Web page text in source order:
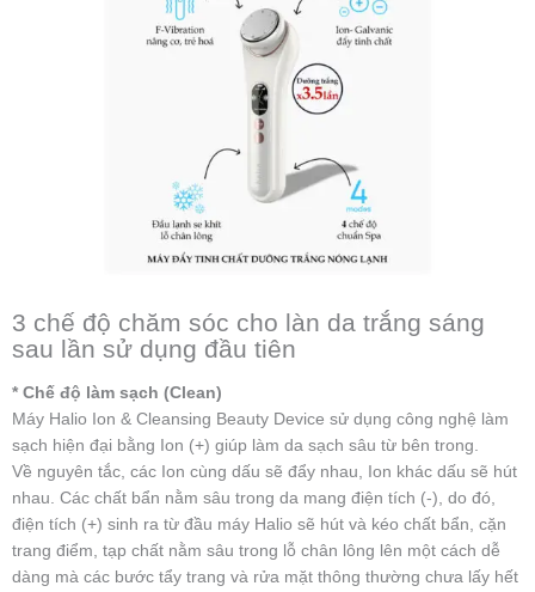
3 chế độ chăm sóc cho làn da trắng sáng
sau lần sử dụng đầu tiên
* Chế độ làm sạch (Clean)
Máy Halio Ion & Cleansing Beauty Device sử dụng công nghệ làm
sạch hiện đại bằng Ion (+) giúp làm da sạch sâu từ bên trong.
Về nguyên tắc, các Ion cùng dấu sẽ đẩy nhau, Ion khác dấu sẽ hút
nhau. Các chất bẩn nằm sâu trong da mang điện tích (-), do đó,
điện tích (+) sinh ra từ đầu máy Halio sẽ hút và kéo chất bẩn, cặn
trang điểm, tạp chất nằm sâu trong lỗ chân lông lên một cách dễ
dàng mà các bước tẩy trang và rửa mặt thông thường chưa lấy hết